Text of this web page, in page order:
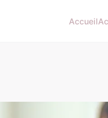
Accueil